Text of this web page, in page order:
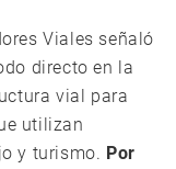
Viales señaló
directo en la
vial para
utilizan
y turismo. Por